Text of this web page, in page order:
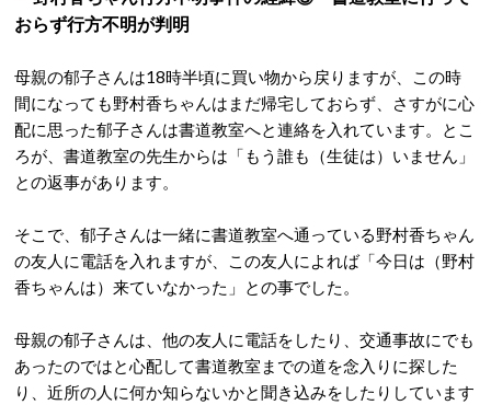
おらず行方不明が判明
母親の郁子さんは18時半頃に買い物から戻りますが、この時
間になっても野村香ちゃんはまだ帰宅しておらず、さすがに心
配に思った郁子さんは書道教室へと連絡を入れています。とこ
ろが、書道教室の先生からは「もう誰も（生徒は）いません」
との返事があります。
そこで、郁子さんは一緒に書道教室へ通っている野村香ちゃん
の友人に電話を入れますが、この友人によれば「今日は（野村
香ちゃんは）来ていなかった」との事でした。
母親の郁子さんは、他の友人に電話をしたり、交通事故にでも
あったのではと心配して書道教室までの道を念入りに探した
り、近所の人に何か知らないかと聞き込みをしたりしています